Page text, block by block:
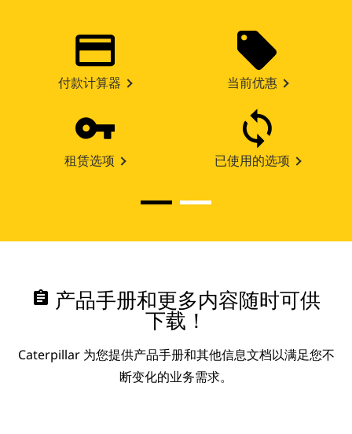
付款计算器 当前优惠
租赁选项 已使用的选项
assignment 产品手册和更多内容随时可供
下载！
Caterpillar 为您提供产品手册和其他信息文档以满足您不
断变化的业务需求。